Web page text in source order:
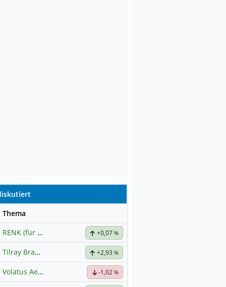
Thema
RENK (für normale, sachliche Kommunikation!) +0,07%
Tilray Brands Hauptforum +2,93 %
Volatus Aerospace (Offener Austausch) -1,02%